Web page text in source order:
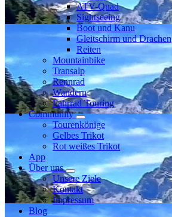
ATV-Quad
Sightseeing
Boot und Kanu
Gleitschirm und Drachen
Reiten
Mountainbike
Transalp
Rennrad
Wandern
Fahrrad Touring
Community
Tourenkönige
Gelbes Trikot
Rot weißes Trikot
App
Über uns
Unsere Ziele
Kontakt
Impressum
Blog